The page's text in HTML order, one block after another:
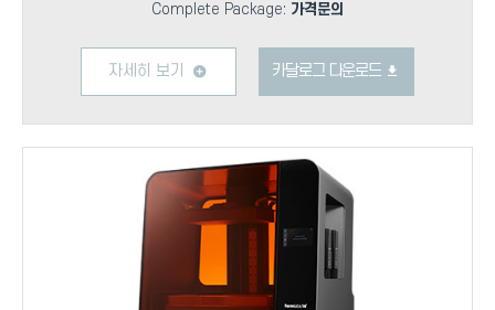
Complete Package: 가격문의
자세히 보기 카달로그 다운로드